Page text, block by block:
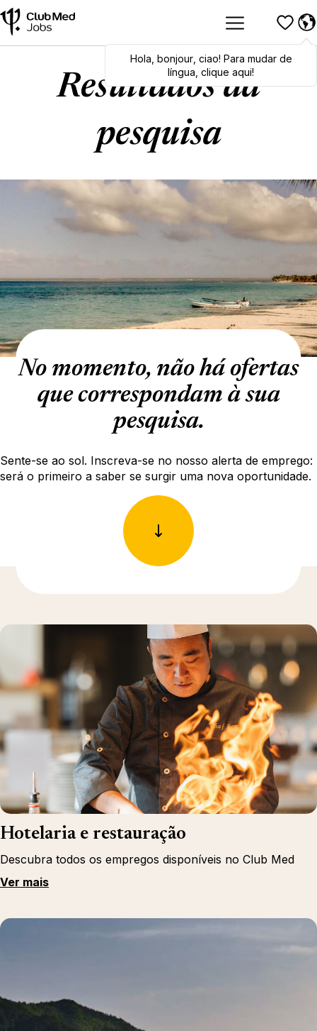
Hola,bonjour,ciao! To switch
languages, click here!
Hola bonjour, ciao! Para mudar de
língua, clique aqui!
Resultados da
pesquisa
No momento, não há ofertas
que correspondam à sua
pesquisa.
Sente-se ao sol. Inscreva-se no nosso alerta de emprego:
será o primeiro a saber se surgir uma nova oportunidade.
Hotelaria e restauração
Descubra todos os empregos disponíveis no Club Med
Ver mais